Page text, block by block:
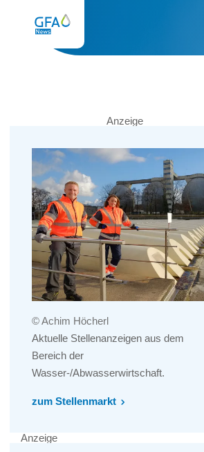
Anzeige
© Achim Höcherl
Aktuelle Stellenanzeigen aus dem
Bereich der
Wasser-/Abwasserwirtschaft.
zum Stellenmarkt
Anzeige